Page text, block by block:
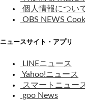
個人情報につい
OBS NEWS
ニュースサイト・アプリ
LINEニュース
Yahoo!ニュース
スマートニュー
goo News